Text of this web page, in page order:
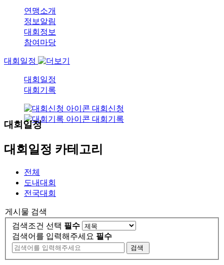
연맹소개
정보알림
대회정보
참여마당
대회일정
대회일정
대회기록
대회신청
대회기록
대회일정
대회일정 카테고리
전체
도내대회
전국대회
게시물 검색
검색조건 선택 필수
검색어를 입력해주세요 필수
검색